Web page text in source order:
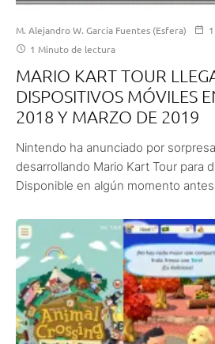
M. Alejandro W. García Fuentes (Esfera)
1 Minuto de lectura
MARIO KART TOUR
DISPOSITIVOS MÓVILES
2018 Y MARZO DE 2019
Nintendo ha anunciado por
desarrollando Mario Kart Tour para
Disponible en algún momento